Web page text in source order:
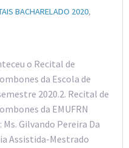
BACHARELADO 2020,
o Recital de
da Escola de
2020.2. Recital de
da EMUFRN
Gilvando Pereira Da
Assistida-Mestrado